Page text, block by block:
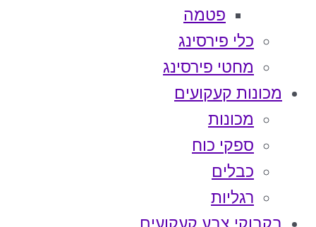
פטמה
כלי פירסינג
מחטי פירסינג
מכונות קעקועים
מכונות
ספקי כוח
כבלים
רגליות